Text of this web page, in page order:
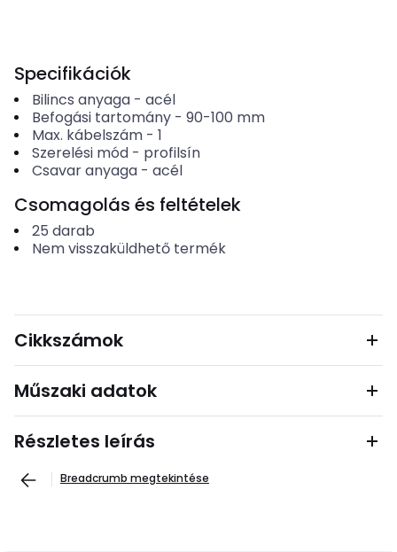
Specifikációk
Bilincs anyaga- acél
Befogási tartomány- 90-100 mm
Max. kábelszám- 1
Szerelési mód- profilsín
Csavar anyaga- acél
Csomagolás és feltételek
25 darab
Nem visszaküldhető termék
Cikkszámok
Műszaki adatok
Részletes leírás
Breadcrumb megtekintése